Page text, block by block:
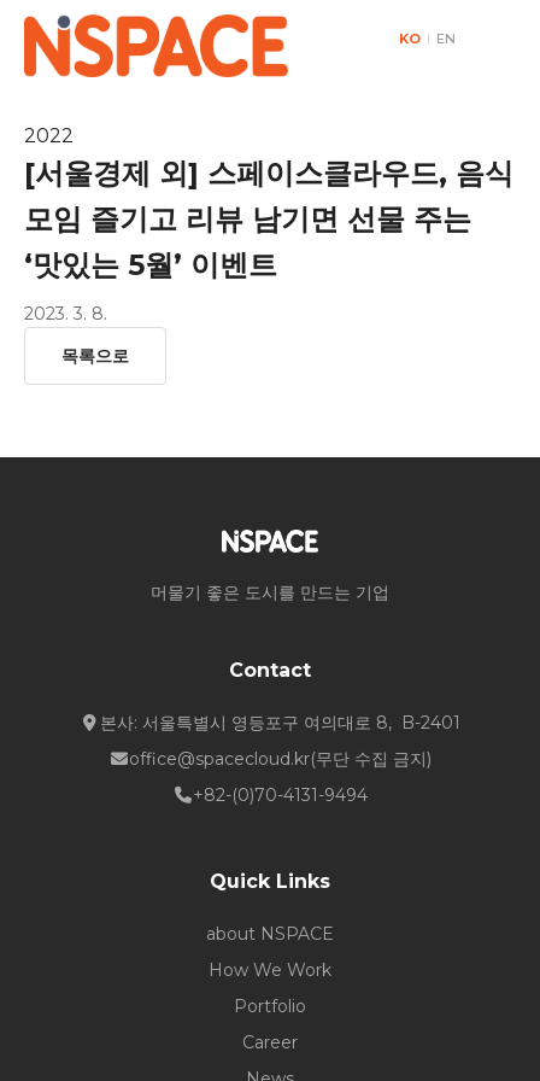
KO | EN
2022
[서울경제 외] 스페이스클라우드, 음식
모임 즐기고 리뷰 남기면 선물 주는
‘맛있는 5월’ 이벤트
2023. 3. 8.
목록으로
머물기 좋은 도시를 만드는 기업
Contact
본사: 서울특별시 영등포구 여의대로 8, B-2401
office@spacecloud.kr(무단 수집 금지)
+82-(0)70-4131-9494
Quick Links
about NSPACE
How We Work
Portfolio
Career